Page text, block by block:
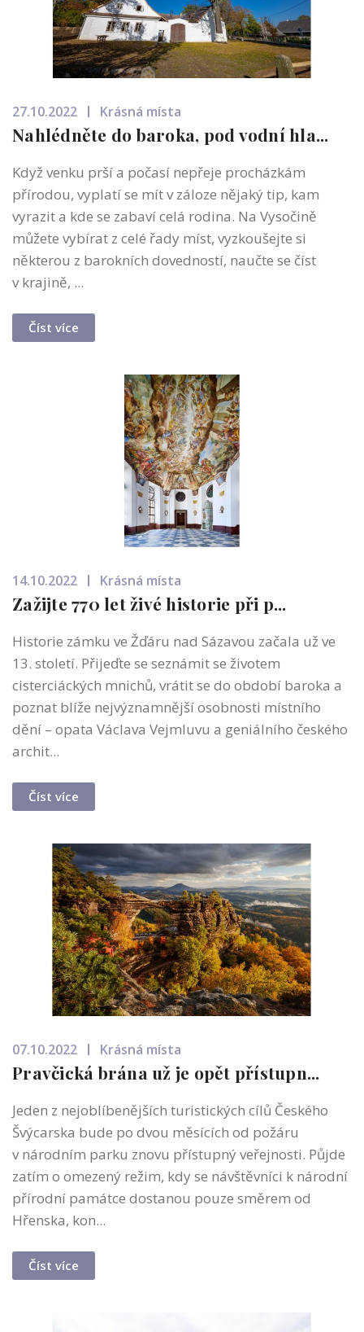
27.10.2022 Krásná místa
Nahlédněte do baroka, pod vodní hla...
Když venku prší a počasí nepřeje procházkám
přírodou, vyplatí se mít v záloze nějaký tip, kam
vyrazit a kde se zabaví celá rodina. Na Vysočině
můžete vybírat z celé řady míst, vyzkoušejte si
některou z barokních dovedností, naučte se číst
v krajině, ...
Číst více
14.10.2022 Krásná místa
Zažijte 770 let živé historie při p...
Historie zámku ve Žďáru nad Sázavou začala už ve
13. století. Přijeďte se seznámit se životem
cisterciáckých mnichů, vrátit se do období baroka a
poznat blíže nejvýznamnější osobnosti místního
dění – opata Václava Vejmluvu a geniálního českého
archit...
Číst více
07.10.2022 Krásná místa
Pravčická brána už je opět přístupn...
Jeden z nejoblíbenějších turistických cílů Českého
Švýcarska bude po dvou měsících od požáru
v národním parku znovu přístupný veřejnosti. Půjde
zatím o omezený režim, kdy se návštěvníci k národní
přírodní památce dostanou pouze směrem od
Hřenska, kon...
Číst více